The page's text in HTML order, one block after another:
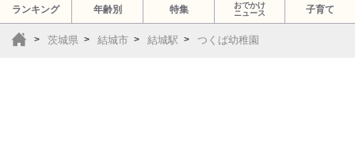
ランキング 年齢別 特集
おでかけ
ニュース
子育て
茨城県 結城市 結城駅 つくば幼稚園